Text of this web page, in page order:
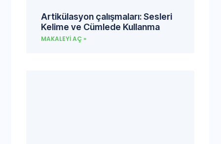
Artikülasyon çalışmaları: Sesleri
Kelime ve Cümlede Kullanma
MAKALEYI AÇ »